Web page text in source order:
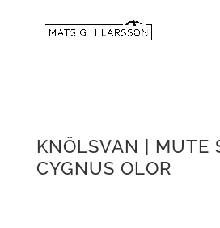
KNÖLSVAN | MUTE
CYGNUS OLOR